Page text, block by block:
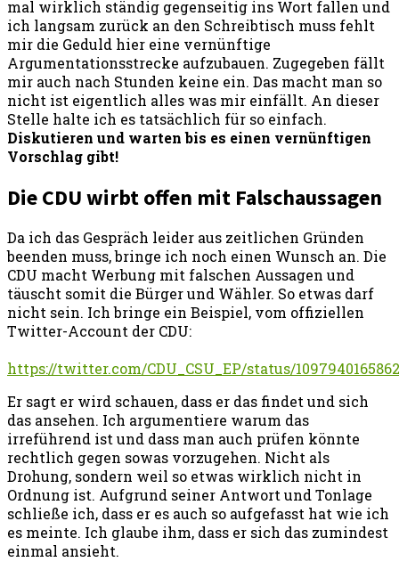
mal wirklich ständig gegenseitig ins Wort fallen und
ich langsam zurück an den Schreibtisch muss fehlt
mir die Geduld hier eine vernünftige
Argumentationsstrecke aufzubauen. Zugegeben fällt
mir auch nach Stunden keine ein. Das macht man so
nicht ist eigentlich alles was mir einfällt. An dieser
Stelle halte ich es tatsächlich für so einfach.
Diskutieren und warten bis es einen vernünftigen
Vorschlag gibt!
Die CDU wirbt offen mit Falschaussagen
Da ich das Gespräch leider aus zeitlichen Gründen
beenden muss, bringe ich noch einen Wunsch an. Die
CDU macht Werbung mit falschen Aussagen und
täuscht somit die Bürger und Wähler. So etwas darf
nicht sein. Ich bringe ein Beispiel, vom offiziellen
Twitter-Account der CDU:
https://twitter.com/CDU_CSU_EP/status/
Er sagt er wird schauen, dass er das findet und sich
das ansehen. Ich argumentiere warum das
irreführend ist und dass man auch prüfen könnte
rechtlich gegen sowas vorzugehen. Nicht als
Drohung, sondern weil so etwas wirklich nicht in
Ordnung ist. Aufgrund seiner Antwort und Tonlage
schließe ich, dass er es auch so aufgefasst hat wie ich
es meinte. Ich glaube ihm, dass er sich das zumindest
einmal ansieht.